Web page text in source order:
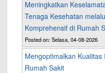
Meningkatkan
Tenaga Kesehatan
Komprehensif di Rumah
Posted on: Selasa, 04-08-2026
Mengoptimalkan
Rumah Sakit